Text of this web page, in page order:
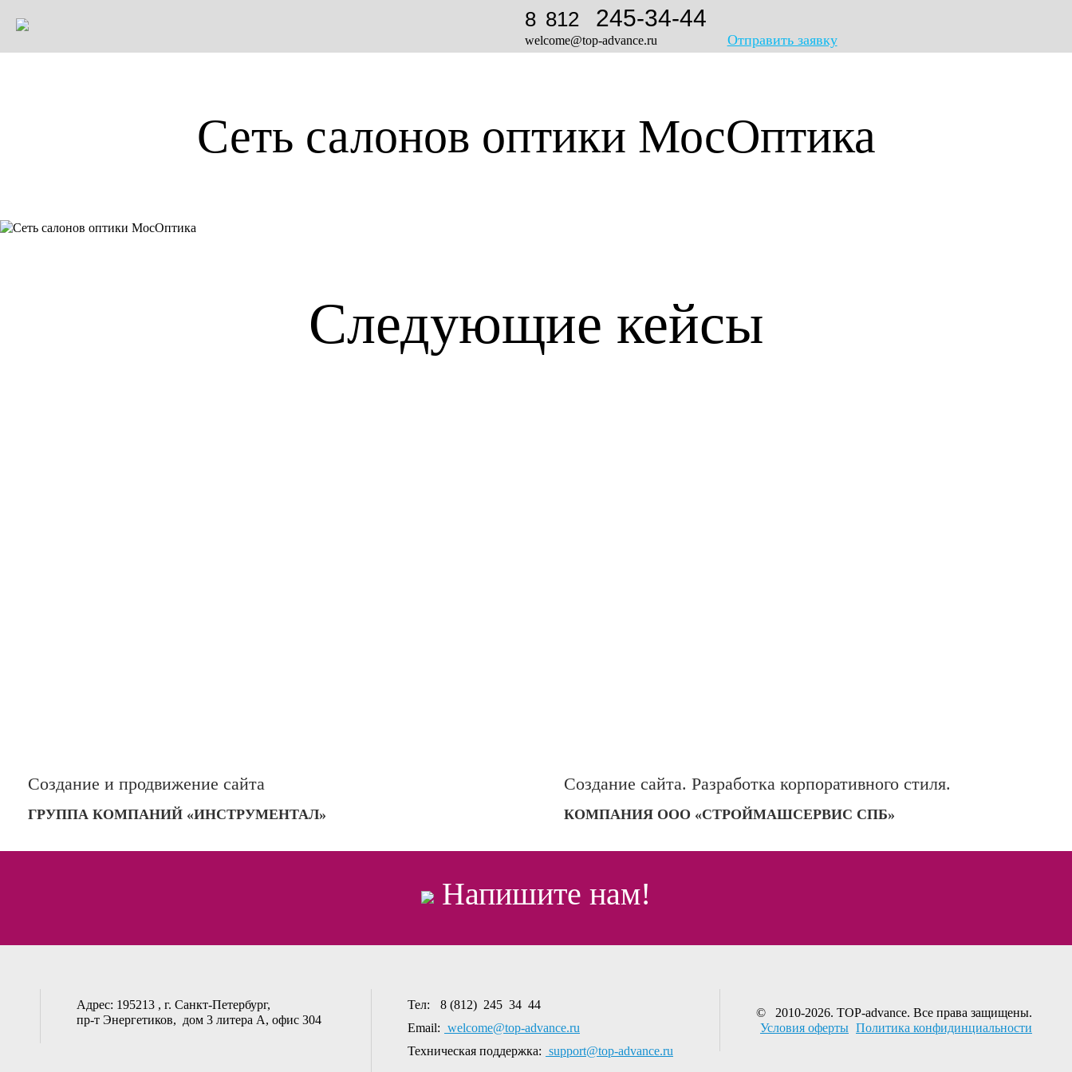
8 812 245-34-44
welcome@top-advance.ru Отправить заявку
Сеть салонов оптики МосОптика
Следующие кейсы
Создание и продвижение сайта
ГРУППА КОМПАНИЙ «ИНСТРУМЕНТАЛ»
Создание сайта. Разработка корпоративного стиля.
КОМПАНИЯ ООО «СТРОЙМАШСЕРВИС СПБ»
Напишите нам!
Адрес: 195213 , г. Санкт-Петербург,
пр-т Энергетиков, дом 3 литера А, офис 304
Тел:
8 (812) 245 34 44
Email: welcome@top-advance.ru
Техническая поддержка: support@top-advance.ru
© 2010-2026. TOP-advance. Все права защищены.
Условия оферты Политика конфидинциальности